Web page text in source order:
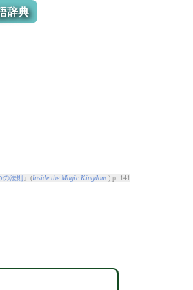
辞典
の法則 』(Inside the Magic Kingdom) p. 141